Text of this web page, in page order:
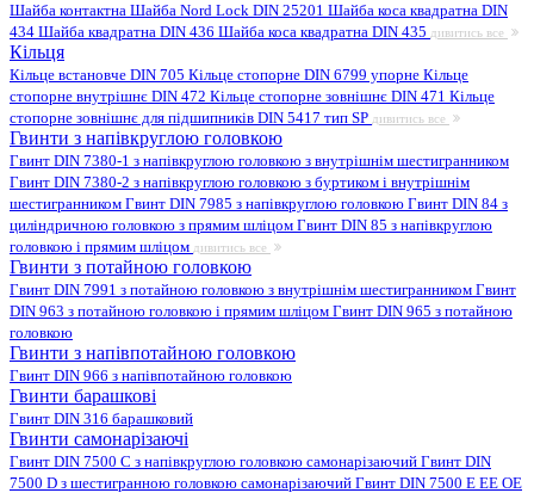
Шайба контактна Шайба Nord Lock DIN 25201 Шайба коса квадратна DIN
434 Шайба квадратна DIN 436 Шайба коса квадратна DIN 435 дивитись все
Кільця
Кільце встановче DIN 705 Кільце стопорне DIN 6799 упорне Кільце
стопорне внутрішнє DIN 472 Кільце стопорне зовнішнє DIN 471 Кільце
стопорне зовнішнє для підшипників DIN 5417 тип SP дивитись все
Гвинти з напівкруглою головкою
Гвинт DIN 7380-1 з напівкруглою головкою з внутрішнім шестигранником
Гвинт DIN 7380-2 з напівкруглою головкою з буртиком і внутрішнім
шестигранником Гвинт DIN 7985 з напівкруглою головкою Гвинт DIN 84 з
циліндричною головкою з прямим шліцом Гвинт DIN 85 з напівкруглою
головкою і прямим шліцом дивитись все
Гвинти з потайною головкою
Гвинт DIN 7991 з потайною головкою з внутрішнім шестигранником Гвинт
DIN 963 з потайною головкою і прямим шліцом Гвинт DIN 965 з потайною
головкою
Гвинти з напівпотайною головкою
Гвинт DIN 966 з напівпотайною головкою
Гвинти барашкові
Гвинт DIN 316 барашковий
Гвинти самонарізаючі
Гвинт DIN 7500 C з напівкруглою головкою самонарізаючий Гвинт DIN
7500 D з шестигранною головкою самонарізаючий Гвинт DIN 7500 E EE OE